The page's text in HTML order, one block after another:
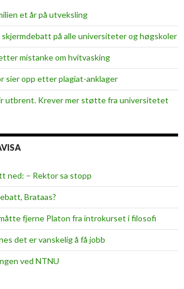
et år på utveksling
skjerm­debatt på alle universiteter og høgskoler
mistanke om hvitvasking
sier opp etter plagiat-anklager
utbrent. Krever mer støtte fra universitetet
ned: – Rektor sa stopp
Brataas?
fjerne Platon fra introkurset i filosofi
det er vanskelig å få jobb
ved NTNU